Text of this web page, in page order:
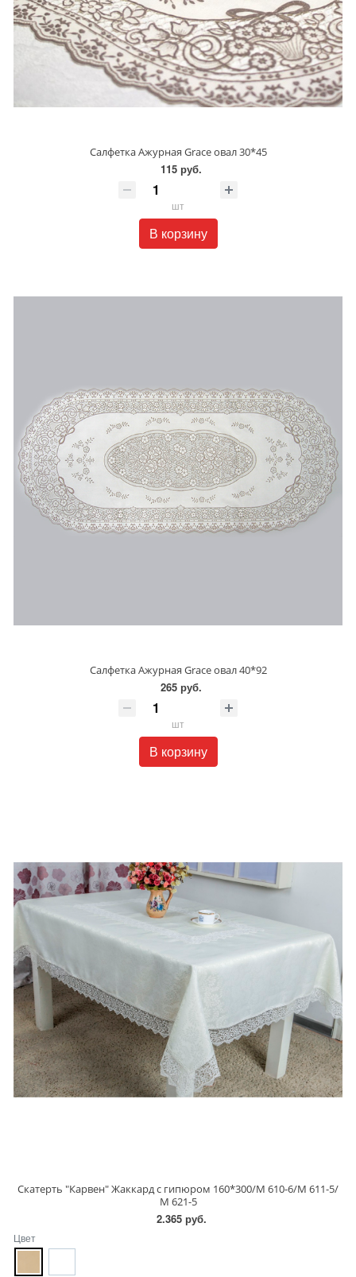
Салфетка Ажурная Grace овал 30*45
115 руб.
шт
В корзину
Салфетка Ажурная Grace овал 40*92
265 руб.
шт
В корзину
Скатерть "Карвен" Жаккард с гипюром 160*300/М 610-6/М 611-5/
М 621-5
2.365 руб.
Цвет